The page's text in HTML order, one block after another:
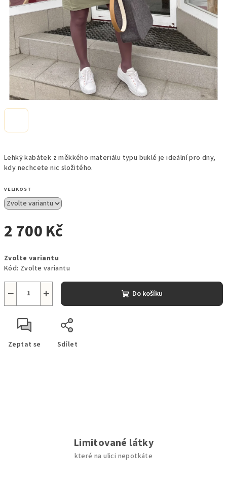
Lehký kabátek z měkkého materiálu typu buklé je ideální pro dny,
kdy nechcete nic složitého.
VELIKOST
2 700 Kč
cena:
Zvolte variantu
Kód: Zvolte variantu
+
− Do košíku
Zeptat se Sdílet
Limitované látky
které na ulici nepotkáte